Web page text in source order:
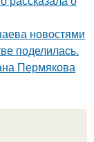
новостями
поделилась.
Пермякова